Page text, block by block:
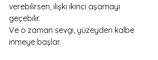
verebilirsen, ilişki ikinci aşamayı
geçebilir.
Ve o zaman sevgi, yüzeyden kalbe
inmeye başlar.